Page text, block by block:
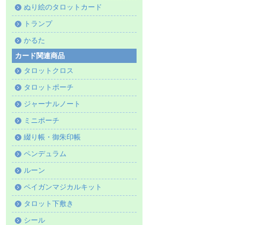
ぬり絵のタロットカード
トランプ
かるた
カード関連商品
タロットクロス
タロットポーチ
ジャーナルノート
ミニポーチ
綴り帳・御朱印帳
ペンデュラム
ルーン
ペイガンマジカルキット
タロット下敷き
シール